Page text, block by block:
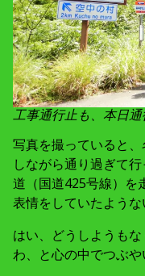
工事通行止も、本日通
写真を撮っていると
しながら通り過ぎて
道（国道425号線）を
表情をしていたような
はい、どうしようも
わ、と心の中でつぶや